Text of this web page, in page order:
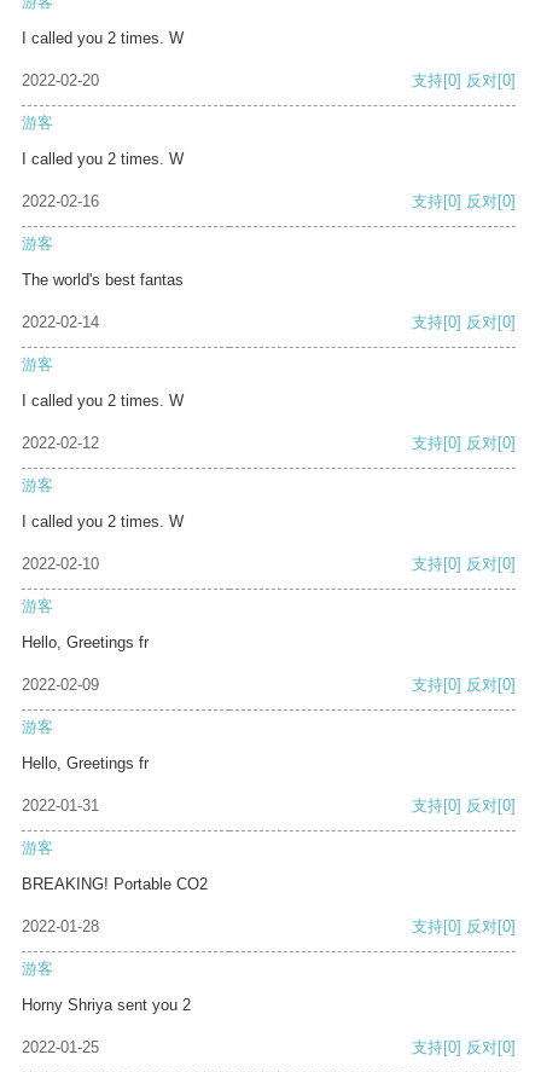
I called you 2 times. W
2022-02-20 支持[0] 反对[0]
游客
I called you 2 times. W
2022-02-16 支持[0] 反对[0]
游客
The world's best fantas
2022-02-14 支持[0] 反对[0]
游客
I called you 2 times. W
2022-02-12 支持[0] 反对[0]
游客
I called you 2 times. W
2022-02-10 支持[0] 反对[0]
游客
Hello, Greetings fr
2022-02-09 支持[0] 反对[0]
游客
Hello, Greetings fr
2022-01-31 支持[0] 反对[0]
游客
BREAKING! Portable CO2
2022-01-28 支持[0] 反对[0]
游客
Horny Shriya sent you 2
2022-01-25 支持[0] 反对[0]